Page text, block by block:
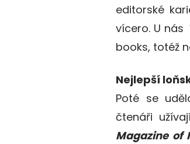
editorské
vícero. U nás
books, totéž
Nejlepší
Poté se
čtenáři
Magazine of